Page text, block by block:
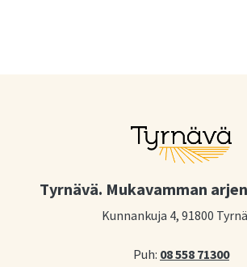
Tyrnävä. Mukavamman
Kunnankuja 4, 91800
Puh: 08 558 71300